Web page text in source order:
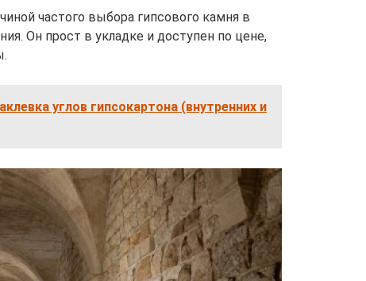
частого выбора гипсового камня в
Он прост в укладке и доступен по цене,
углов гипсокартона (внутренних и